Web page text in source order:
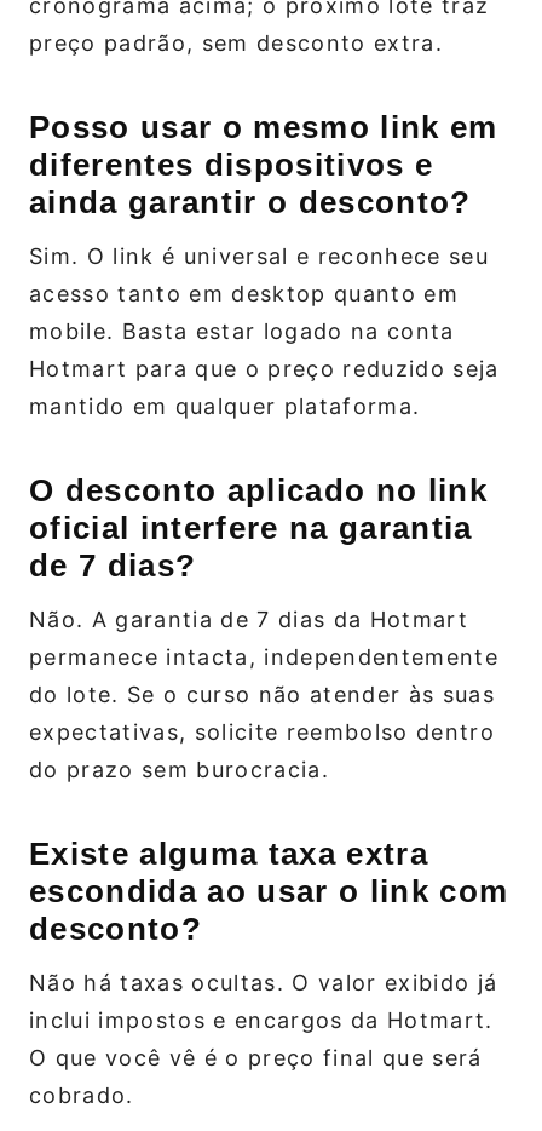
cronograma acima; o próximo lote traz
preço padrão, sem desconto extra.
Posso usar o mesmo link em
diferentes dispositivos e
ainda garantir o desconto?
Sim. O link é universal e reconhece seu
acesso tanto em desktop quanto em
mobile. Basta estar logado na conta
Hotmart para que o preço reduzido seja
mantido em qualquer plataforma.
O desconto aplicado no link
oficial interfere na garantia
de 7 dias?
Não. A garantia de 7 dias da Hotmart
permanece intacta, independentemente
do lote. Se o curso não atender às suas
expectativas, solicite reembolso dentro
do prazo sem burocracia.
Existe alguma taxa extra
escondida ao usar o link com
desconto?
Não há taxas ocultas. O valor exibido já
inclui impostos e encargos da Hotmart.
O que você vê é o preço final que será
cobrado.